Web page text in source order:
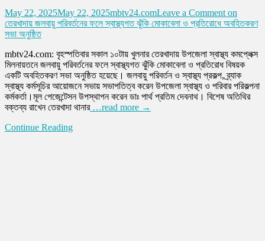
May 22, 2025May 22, 2025mbtv24.comLeave a Comment on
তেরখাদায় জলবায়ু পরিবর্তনের ফলে স্বাস্থ্যগত ঝুঁকি মোকাবেলা ও প্রতিরোধে অবহিতকরণ
সভা অনুষ্ঠিত
mbtv24.com: বৃহস্পতিবার সকাল ১০টায় খুলনার তেরখাদায় উপজেলা স্বাস্থ্য কমপ্লেক্স
মিলনায়তনে জলবায়ু পরিবর্তনের ফলে স্বাস্থ্যগত ঝুঁকি মোকাবেলা ও প্রতিরোধ বিষয়ক
একটি অবহিতকরণ সভা অনুষ্ঠিত হয়েছে। জলবায়ু পরিবর্তন ও স্বাস্থ্য প্রকল্প, ব্র্যাক
স্বাস্থ্য কর্মসূচির আয়োজনে সভায় সভাপতিত্ব করেন উপজেলা স্বাস্থ্য ও পরিবার পরিকল্পনা
কর্মকর্তা।মূল পেজেন্টেসন উপস্থাপন করেন ডাঃ পার্থ প্রতিম দেবনাথ। বিশেষ অতিথির
বক্তব্য রাখেন তেরখাদা থানার…read more →
Continue Reading